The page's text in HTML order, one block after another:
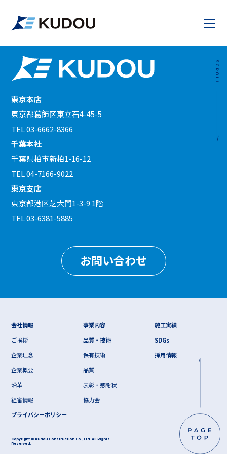
人々の生活を支える
東京本店
東京都葛飾区東立石4-45-5
TEL 03-6662-8366
千葉本社
千葉県柏市新柏1-16-12
TEL 04-7166-9022
東京支店
東京都港区芝大門1-3-9 1階
TEL 03-6381-5885
お問い合わせ
会社情報
ご挨拶
企業理念
企業概要
沿革
経審情報
プライバシーポリシー
事業内容
品質・技術
保有技術
品質
表彰・感謝状
協力会
施工実績
SDGs
採用情報
Copyright © Kudou Construction Co., Ltd. All Rights
Reserved.